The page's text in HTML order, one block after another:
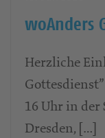
woAnders
Herzliche
16 Uhr in
Dresden, […]